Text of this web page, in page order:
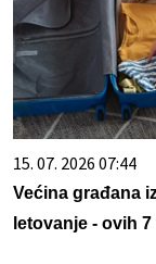
15. 07. 2026 07:44
Većina građana
letovanje - ovih